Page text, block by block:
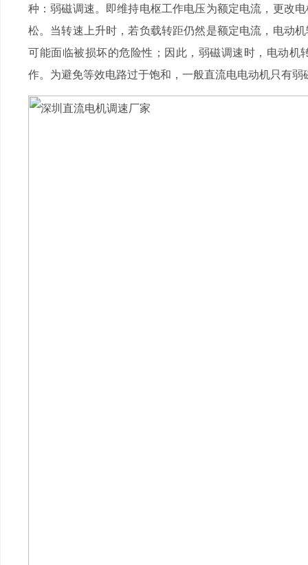
种：弱磁调速。即维持电枢工作电压为额定电流，更改
松。当转速上升时，若负载转距仍然是额定电流，电动
可能面临被损坏的危险性；因此，弱磁调速时，电动
作。为避免等效电路过于饱和，一般直流电电动机只有